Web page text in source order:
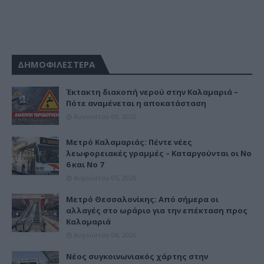
ΔΗΜΟΦΙΛΕΣΤΕΡΑ
Έκτακτη διακοπή νερού στην Καλαμαριά –
Πότε αναμένεται η αποκατάσταση
Μετρό Καλαμαριάς: Πέντε νέες
λεωφορειακές γραμμές – Καταργούνται οι Νο
6 και Νο 7
Μετρό Θεσσαλονίκης: Από σήμερα οι
αλλαγές στο ωράριο για την επέκταση προς
Καλαμαριά
Νέος συγκοινωνιακός χάρτης στην